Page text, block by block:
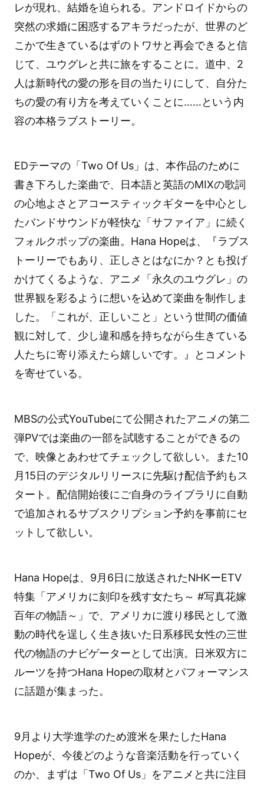
レが現れ、結婚を迫られる。アンドロイドからの
突然の求婚に困惑するアキラだったが、世界のど
こかで生きているはずのトワサと再会できると信
じて、ユウグレと共に旅をすることに。道中、2
人は新時代の愛の形を目の当たりにして、自分た
ちの愛の有り方を考えていくことに……という内
容の本格ラブストーリー。
EDテーマの「Two Of Us」は、本作品のために
書き下ろした楽曲で、日本語と英語のMIXの歌詞
の心地よさとアコースティックギターを中心とし
たバンドサウンドが軽快な「サファイア」に続く
フォルクポップの楽曲。Hana Hopeは、『ラブス
トーリーでもあり、正しさとはなにか？とも投げ
かけてくるような、アニメ「永久のユウグレ」の
世界観を彩るように想いを込めて楽曲を制作しま
した。「これが、正しいこと」という世間の価値
観に対して、少し違和感を持ちながら生きている
人たちに寄り添えたら嬉しいです。』とコメント
を寄せている。
MBSの公式YouTubeにて公開されたアニメの第二
弾PVでは楽曲の一部を試聴することができるの
で、映像とあわせてチェックして欲しい。また10
月15日のデジタルリリースに先駆け配信予約もス
タート。配信開始後にご自身のライブラリに自動
で追加されるサブスクリプション予約を事前にセ
ットして欲しい。
Hana Hopeは、9月6日に放送されたNHKーETV
特集「アメリカに刻印を残す女たち～ #写真花嫁
百年の物語～」で、アメリカに渡り移民として激
動の時代を逞しく生き抜いた日系移民女性の三世
代の物語のナビゲーターとして出演。日米双方に
ルーツを持つHana Hopeの取材とパフォーマンス
に話題が集まった。
9月より大学進学のため渡米を果たしたHana
Hopeが、今後どのような音楽活動を行っていく
のか、まずは「Two Of Us」をアニメと共に注目